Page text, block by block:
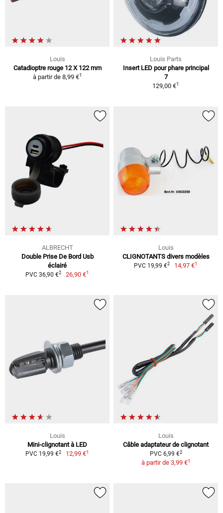
Louis
Catadioptre rouge 12 X 122 mm
à partir de 8,99 €1
Louis Parts
Insert LED pour phare principal
7
129,00 €1
ALBRECHT
Double Prise De Bord Usb
éclairé
PVC 36,90 €2 26,90 €1
Louis
CLIGNOTANTS divers modèles
PVC 19,99 €2 14,97 €1
Louis
Mini-clignotant à LED
PVC 19,99 €2 12,99 €1
Louis
Câble adaptateur de clignotant
PVC 6,99 €2
à partir de 3,99 €1